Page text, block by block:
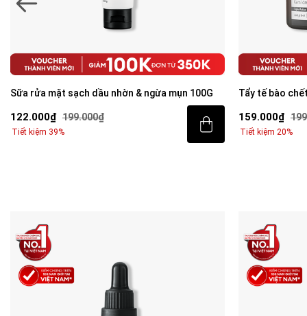
Tẩy tế bào chết kết hợp mặt nạ 2in1 Exfoliation
Cream 40g
159.000₫ 199.000₫
Tiết kiệm 20%
Kem chống
Invisible
343.000₫
Tiết kiệm 31%